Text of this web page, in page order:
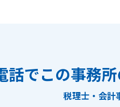
話でこの事務
税理士・会計